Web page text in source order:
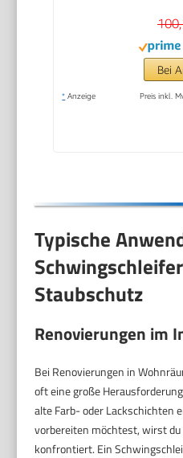
Bei
* Anzeige Preis inkl.
Typische
Staubschutz
Renovierungen im
Bei Renovierungen in
oft eine große
alte Farb- oder Lackschichten
vorbereiten möchtest, wirst
konfrontiert. Ein